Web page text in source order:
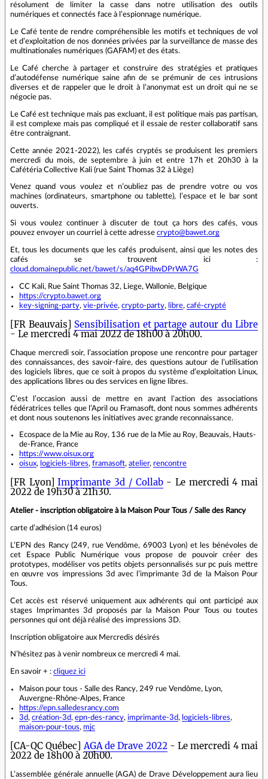
résolument de limiter la casse dans notre utilisation des outils
numériques et connectés face à l’espionnage numérique.
Le Café tente de rendre compréhensible les motifs et techniques de vol
et d’exploitation de nos données privées par la surveillance de masse des
multinationales numériques (GAFAM) et des états.
Le Café cherche à partager et construire des stratégies et pratiques
d’autodéfense numérique saine afin de se prémunir de ces intrusions
diverses et de rappeler que le droit à l’anonymat est un droit qui ne se
négocie pas.
Le Café est technique mais pas excluant, il est politique mais pas partisan,
il est complexe mais pas compliqué et il essaie de rester collaboratif sans
être contraignant.
Cette année 2021-2022), les cafés cryptés se produisent les premiers
mercredi du mois, de septembre à juin et entre 17h et 20h30 à la
Cafétéria Collective Kali (rue Saint Thomas 32 à Liège)
Venez quand vous voulez et n’oubliez pas de prendre votre ou vos
machines (ordinateurs, smartphone ou tablette), l’espace et le bar sont
ouverts.
Si vous voulez continuer à discuter de tout ça hors des cafés, vous
pouvez envoyer un courriel à cette adresse crypto@bawet.org
Et, tous les documents que les cafés produisent, ainsi que les notes des
cafés se trouvent ici :
cloud.domainepublic.net/bawet/s/aq4GPibwDPrWA7G
CC Kali, Rue Saint Thomas 32, Liege, Wallonie, Belgique
https://crypto.bawet.org
key-signing-party, vie-privée, crypto-party, libre, café-crypté
[FR Beauvais] Sensibilisation et partage autour du Libre
- Le mercredi 4 mai 2022 de 18h00 à 20h00.
Chaque mercredi soir, l’association propose une rencontre pour partager
des connaissances, des savoir-faire, des questions autour de l’utilisation
des logiciels libres, que ce soit à propos du système d’exploitation Linux,
des applications libres ou des services en ligne libres.
C’est l’occasion aussi de mettre en avant l’action des associations
fédératrices telles que l’April ou Framasoft, dont nous sommes adhérents
et dont nous soutenons les initiatives avec grande reconnaissance.
Ecospace de la Mie au Roy, 136 rue de la Mie au Roy, Beauvais, Hauts-
de-France, France
https://www.oisux.org
oisux, logiciels-libres, framasoft, atelier, rencontre
[FR Lyon]Imprimante 3d / Collab- Le mercredi 4 mai
2022 de 19h30 à 21h30.
Atelier - inscription obligatoire à la Maison Pour Tous / Salle des Rancy
carte d’adhésion (14 euros)
L’EPN des Rancy (249, rue Vendôme, 69003 Lyon) et les bénévoles de
cet Espace Public Numérique vous propose de pouvoir créer des
prototypes, modéliser vos petits objets personnalisés sur pc puis mettre
en œuvre vos impressions 3d avec l’imprimante 3d de la Maison Pour
Tous.
Cet accès est réservé uniquement aux adhérents qui ont participé aux
stages Imprimantes 3d proposés par la Maison Pour Tous ou toutes
personnes qui ont déjà réalisé des impressions 3D.
Inscription obligatoire aux Mercredis désirés
N’hésitez pas à venir nombreux ce mercredi 4 mai.
En savoir + : cliquez ici
Maison pour tous - Salle des Rancy, 249 rue Vendôme, Lyon,
Auvergne-Rhône-Alpes, France
https://epn.salledesrancy.com
3d, création-3d, epn-des-rancy, imprimante-3d, logiciels-libres,
maison-pour-tous, mjc
[CA-QC Québec]AGA de Drave 2022- Le mercredi 4 mai
2022 de 18h00 à 20h00.
L’assemblée générale annuelle (AGA) de Drave Développement aura lieu